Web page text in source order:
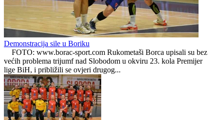
Rukometni klub Borac m:tel predstavio je prvo pojačanje za novu
sezonu!
Sloboda
0 0